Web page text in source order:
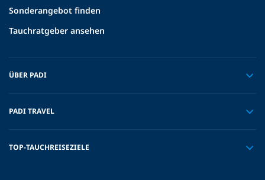
Sonderangebot finden
Tauchratgeber ansehen
ÜBER PADI
PADI TRAVEL
TOP-TAUCHREISEZIELE